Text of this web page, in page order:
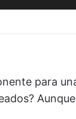
para